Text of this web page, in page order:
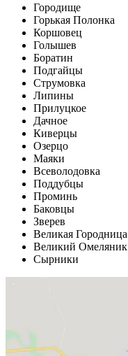
Городище
Горькая Полонка
Коршовец
Голышев
Боратин
Подгайцы
Струмовка
Липины
Прилуцкое
Дачное
Киверцы
Озерцо
Маяки
Всеволодовка
Поддубцы
Проминь
Баковцы
Зверев
Великая Городница
Великий Омеляник
Сырники